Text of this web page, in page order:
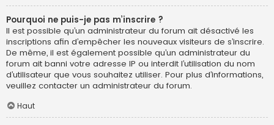
Pourquoi ne puis-je pas m’inscrire ?
Il est possible qu’un administrateur du forum ait désactivé les
inscriptions afin d’empêcher les nouveaux visiteurs de s’inscrire.
De même, il est également possible qu’un administrateur du
forum ait banni votre adresse IP ou interdit l’utilisation du nom
d’utilisateur que vous souhaitez utiliser. Pour plus d’informations,
veuillez contacter un administrateur du forum.
Haut